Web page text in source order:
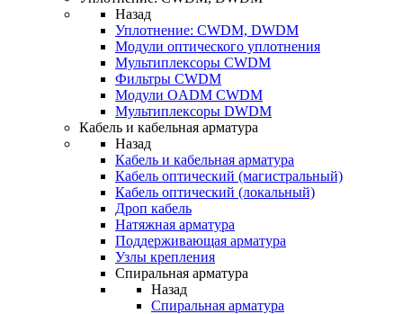
Назад
Уплотнение: CWDM, DWDM
Модули оптического уплотнения
Мультиплексоры CWDM
Фильтры CWDM
Модули OADM CWDM
Мультиплексоры DWDM
Кабель и кабельная арматура
Назад
Кабель и кабельная арматура
Кабель оптический (магистральный)
Кабель оптический (локальный)
Дроп кабель
Натяжная арматура
Поддерживающая арматура
Узлы крепления
Спиральная арматура
Назад
Спиральная арматура